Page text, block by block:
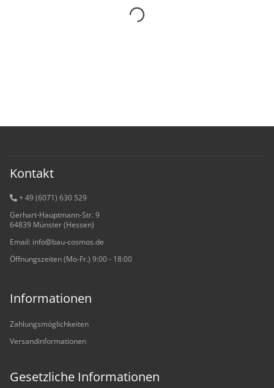
Kontakt
+ 49 (6071) 630 529
Gerhart-Hauptmann-Str. 9
64839 Münster (Hessen)
Email: info@bau-cosmos.de
Öffnungszeiten (Mo-Fr.) 9:00 - 18:00
Informationen
Zahlungsmöglichkeiten
Versandinformationen
Gesetzliche Informationen